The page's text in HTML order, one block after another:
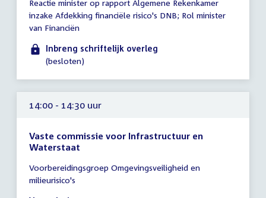
vergadering
tot
14:00
uur
Reactie minister op rapport Algemene Rekenkamer
inzake Afdekking financiële risico's DNB; Rol minister
van Financiën
Inbreng schriftelijk overleg
(besloten)
14:00 - 14:30 uur
Vaste commissie voor Infrastructuur en
Waterstaat
vergadering
14:00
Voorbereidingsgroep Omgevingsveiligheid en
milieurisico's